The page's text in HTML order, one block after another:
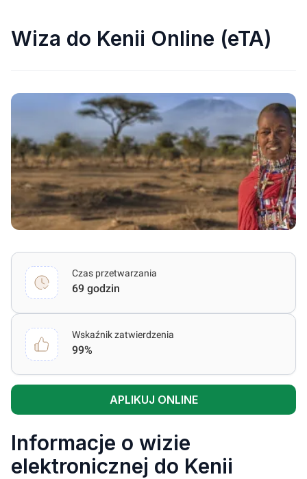
Wiza do Kenii Online (eTA)
Czas przetwarzania
69 godzin
Wskaźnik zatwierdzenia
99%
APLIKUJ ONLINE
Informacje o wizie
elektronicznej do Kenii